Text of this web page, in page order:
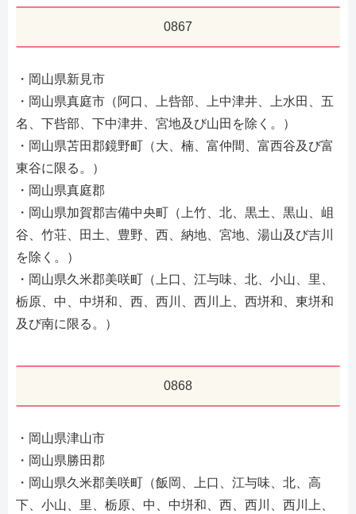
0867
・岡山県新見市
・岡山県真庭市（阿口、上呰部、上中津井、上水田、五
名、下呰部、下中津井、宮地及び山田を除く。）
・岡山県苫田郡鏡野町（大、楠、富仲間、富西谷及び富
東谷に限る。）
・岡山県真庭郡
・岡山県加賀郡吉備中央町（上竹、北、黒土、黒山、岨
谷、竹荘、田土、豊野、西、納地、宮地、湯山及び吉川
を除く。）
・岡山県久米郡美咲町（上口、江与味、北、小山、里、
栃原、中、中垪和、西、西川、西川上、西垪和、東垪和
及び南に限る。）
0868
・岡山県津山市
・岡山県勝田郡
・岡山県久米郡美咲町（飯岡、上口、江与味、北、高
下、小山、里、栃原、中、中垪和、西、西川、西川上、